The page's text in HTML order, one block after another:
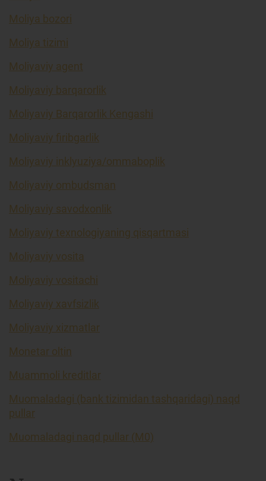
Moliya bozori
Moliya tizimi
Moliyaviy agent
Moliyaviy barqarorlik
Moliyaviy Barqarorlik Kengashi
Moliyaviy firibgarlik
Moliyaviy inklyuziya/ommaboplik
Moliyaviy ombudsman
Moliyaviy savodxonlik
Moliyaviy texnologiyaning qisqartmasi
Moliyaviy vosita
Moliyaviy vositachi
Moliyaviy xavfsizlik
Moliyaviy xizmatlar
Monetar oltin
Muammoli kreditlar
Muomaladagi (bank tizimidan tashqaridagi) naqd
pullar
Muomaladagi naqd pullar (M0)